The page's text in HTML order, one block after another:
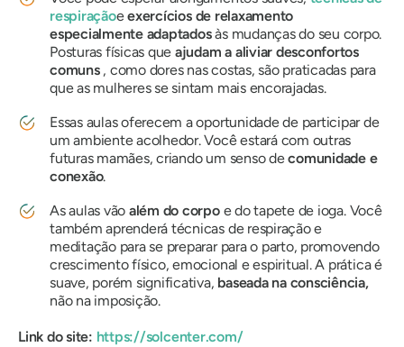
respiraçãoeexercícios de relaxamento
especialmente adaptadosàs mudanças do seu corpo.
Posturas físicas que ajudam a aliviar desconfortos
comuns, como dores nas costas, são praticadas para
que as mulheres se sintam mais encorajadas.
Essas aulas oferecem a oportunidade de participar de
um ambiente acolhedor. Você estará com outras
futuras mamães, criando um senso decomunidade e
conexão.
As aulas vão além do corpoe do tapete de ioga. Você
também aprenderá técnicas de respiração e
meditação para se preparar para o parto, promovendo
crescimento físico, emocional e espiritual. A prática é
suave, porém significativa, baseada na consciência,
não na imposição.
Link do site: https://solcenter.com/